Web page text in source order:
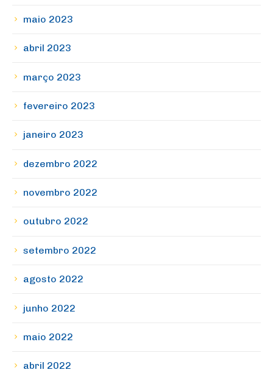
maio 2023
abril 2023
março 2023
fevereiro 2023
janeiro 2023
dezembro 2022
novembro 2022
outubro 2022
setembro 2022
agosto 2022
junho 2022
maio 2022
abril 2022